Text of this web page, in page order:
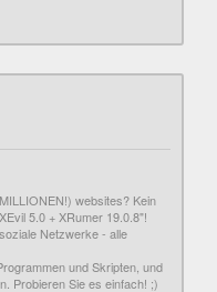
websites? Kein
5.0 + XRumer 19.0.8"!
Netzwerke - alle
und Skripten, und
Probieren Sie es einfach! ;)